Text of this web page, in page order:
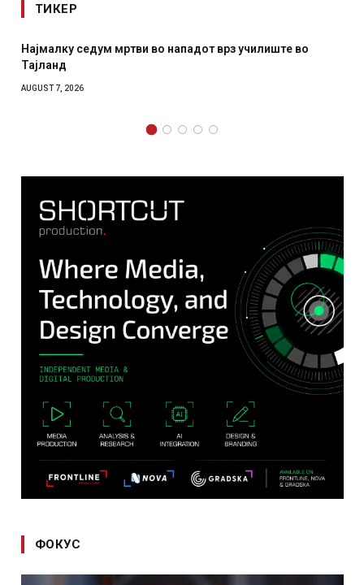
ТИКЕР
Најмалку седум мртви во нападот врз училиште во
Тајланд
AUGUST 7, 2026
ФОКУС